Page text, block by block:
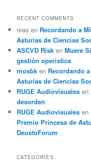
RECENT COMMENTS
reas en Recordando a
Asturias de Ciencias
ASCVD Risk enMuere
gestión operística
mosbk en Recordando
Asturias de Ciencias
RUGE Audiovisuales en
desorden
RUGE Audiovisuales en
Premio Princesa de
DeustoForum
CATEGORIES